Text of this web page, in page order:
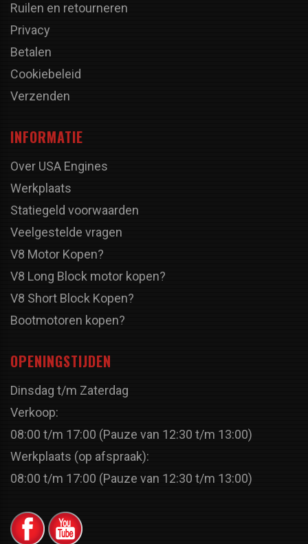
Ruilen en retourneren
Privacy
Betalen
Cookiebeleid
Verzenden
INFORMATIE
Over USA Engines
Werkplaats
Statiegeld voorwaarden
Veelgestelde vragen
V8 Motor Kopen?
V8 Long Block motor kopen?
V8 Short Block Kopen?
Bootmotoren kopen?
OPENINGSTIJDEN
Dinsdag t/m Zaterdag
Verkoop:
08:00 t/m 17:00 (Pauze van 12:30 t/m 13:00)
Werkplaats (op afspraak):
08:00 t/m 17:00 (Pauze van 12:30 t/m 13:00)